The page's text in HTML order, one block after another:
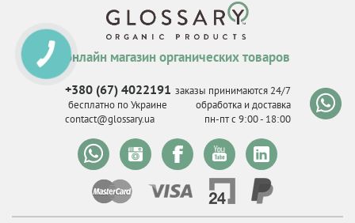
онлайн магазин органических товаров
+380 (67) 4022191
бесплатно по Украине
contact@glossary.ua
заказы принимаются 24/7
обработка и доставка
пн-пт с 9:00 - 18:00
КНОПКА
СВЯЗИ